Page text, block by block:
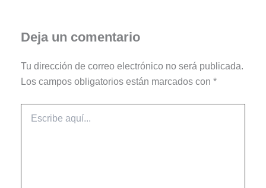
Deja un comentario
Tu dirección de correo electrónico no será publicada.
Los campos obligatorios están marcados con *
aquí...